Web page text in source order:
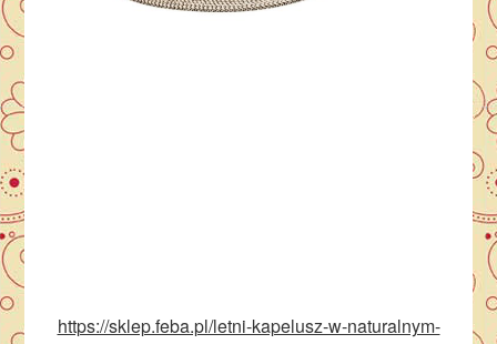
https://sklep.feba.pl/letni-kapelusz-w-naturalnym-